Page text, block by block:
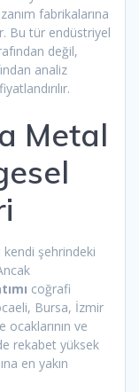
fabrikalarına
Bu tür endüstriyel
değil,
analiz
Metal
kendi şehrindeki
coğrafi
Bursa, İzmir
ve
rekabet yüksek
en yakın